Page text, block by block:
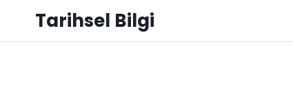
content
Tarihsel Bilgi